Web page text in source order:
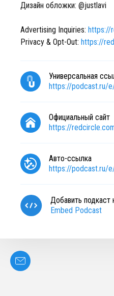
Дизайн обложки: @justlavi
Advertising Inquiries: https://
Privacy & Opt-Out: https://
Универсальная
https://podcast.ru/
Официальный сайт
https://
Авто-ссылка
https://podcast.ru/
Добавить подкаст
Embed Podcast